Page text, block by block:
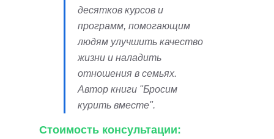
десятков курсов и
программ, помогающим
людям улучшить качество
жизни и наладить
отношения в семьях.
Автор книги "Бросим
курить вместе".
Стоимость консультации: